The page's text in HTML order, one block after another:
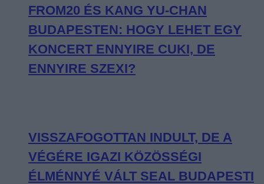
FROM20 ÉS KANG YU-CHAN
BUDAPESTEN: HOGY LEHET EGY
KONCERT ENNYIRE CUKI, DE
ENNYIRE SZEXI?
VISSZAFOGOTTAN INDULT, DE A
VÉGÉRE IGAZI KÖZÖSSÉGI
ÉLMÉNNYÉ VÁLT SEAL BUDAPESTI